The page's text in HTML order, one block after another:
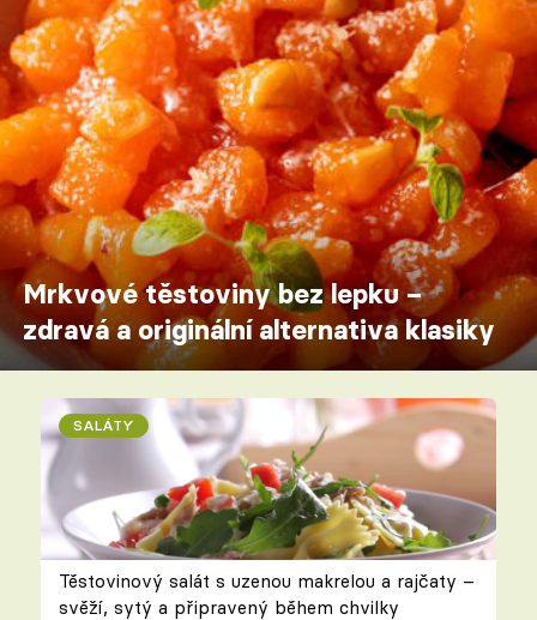
Mrkvové těstoviny bez lepku –
zdravá a originální alternativa klasiky
SALÁTY
Těstovinový salát s uzenou makrelou a rajčaty –
svěží, sytý a připravený během chvilky